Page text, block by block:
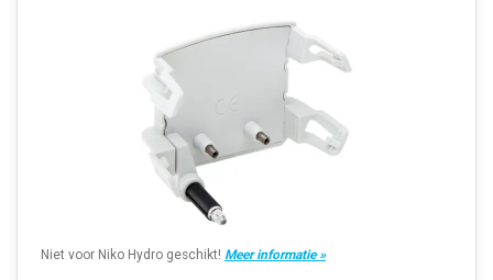
Niet voor Niko Hydro geschikt! Meer informatie »